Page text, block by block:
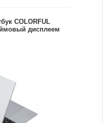
COLORFUL
дисплеем